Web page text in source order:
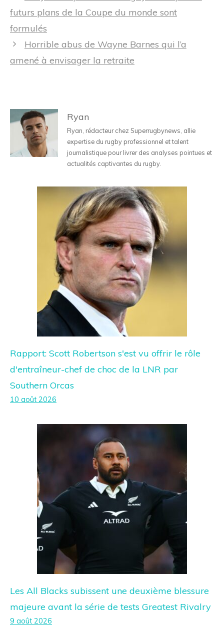
des
futurs plans de la Coupe du monde sont
formulés
Horrible abus de Wayne Barnes qui l’a
amené à envisager la retraite
Ryan
Ryan, rédacteur chez Superrugbynews, allie
expertise du rugby professionnel et talent
journalistique pour livrer des analyses pointues et
actualités captivantes du rugby.
Rapport: Scott Robertson s'est vu offrir le rôle
d'entraîneur-chef de choc de la LNR par
Southern Orcas
10 août 2026
Les All Blacks subissent une deuxième blessure
majeure avant la série de tests Greatest Rivalry
9 août 2026